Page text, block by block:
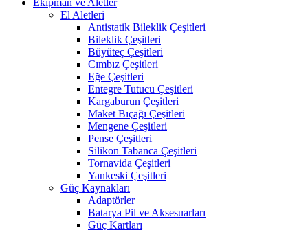
Ekipman ve Aletler
El Aletleri
Antistatik Bileklik Çeşitleri
Bileklik Çeşitleri
Büyüteç Çeşitleri
Cımbız Çeşitleri
Eğe Çeşitleri
Entegre Tutucu Çeşitleri
Kargaburun Çeşitleri
Maket Bıçağı Çeşitleri
Mengene Çeşitleri
Pense Çeşitleri
Silikon Tabanca Çeşitleri
Tornavida Çeşitleri
Yankeski Çeşitleri
Güç Kaynakları
Adaptörler
Batarya Pil ve Aksesuarları
Güç Kartları